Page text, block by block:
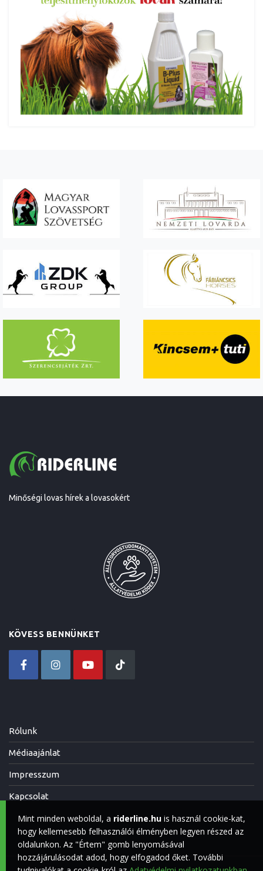
Minőségi lovas hírek a lovasokért
KÖVESS BENNÜNKET
Rólunk
Médiaajánlat
Impresszum
Kapcsolat
Mint minden weboldal, a riderline.hu is használ cookie-kat,
hogy kellemesebb felhasználói élményben legyen részed az
oldalunkon. Az "Értem" gomb lenyomásával
hozzájárulásodat adod, hogy elfogadod őket. További